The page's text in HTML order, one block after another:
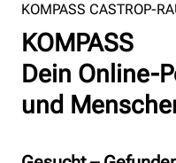
KOMPASS CASTROP-
KOMPASS
Dein Online-
und